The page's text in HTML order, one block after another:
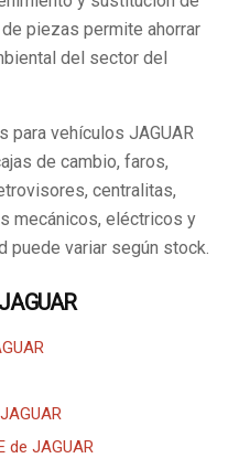
piezas permite ahorrar
del sector del
para vehículos JAGUAR
de cambio, faros,
centralitas,
mecánicos, eléctricos y
puede variar según stock.
de JAGUAR